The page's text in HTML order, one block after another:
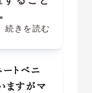
続きを読む
ートベニ
ますがマ